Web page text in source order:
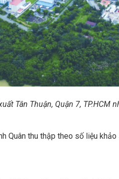
Tân Thuận, Quận 7, TP.HCM
Quân thu thập theo số liệu